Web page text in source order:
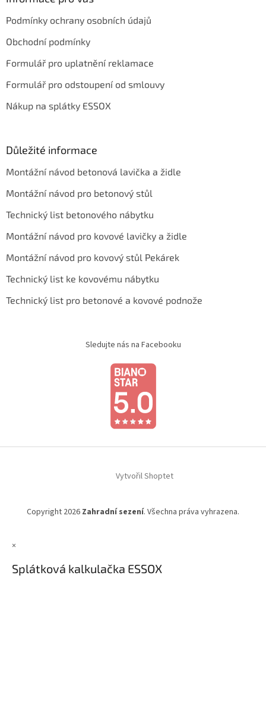
Podmínky ochrany osobních údajů
Obchodní podmínky
Formulář pro uplatnění reklamace
Formulář pro odstoupení od smlouvy
Nákup na splátky ESSOX
Důležité informace
Montážní návod betonová lavička a židle
Montážní návod pro betonový stůl
Technický list betonového nábytku
Montážní návod pro kovové lavičky a židle
Montážní návod pro kovový stůl Pekárek
Technický list ke kovovému nábytku
Technický list pro betonové a kovové podnože
Sledujte nás na Facebooku
Vytvořil Shoptet
Copyright 2026 Zahradní sezení. Všechna práva vyhrazena.
×
Splátková kalkulačka ESSOX